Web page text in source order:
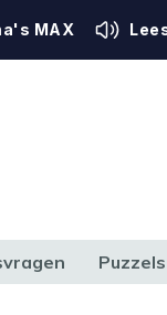
MAX
Puzzels